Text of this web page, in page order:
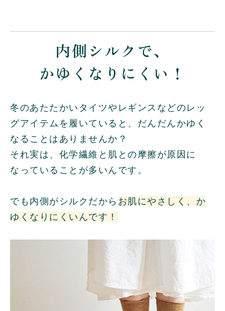
内側シルクで、
かゆくなりにくい！
冬のあたたかいタイツやレギンスなどのレッ
グアイテムを履いていると、だんだんかゆく
なることはありませんか？
それ実は、化学繊維と肌との摩擦が原因に
なっていることが多いんです。
でも内側がシルクだから お肌にやさしく、か
ゆくなりにくいんです！